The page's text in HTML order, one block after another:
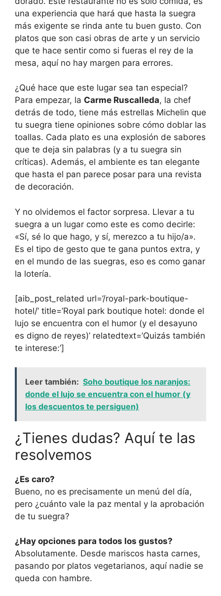
una experiencia que hará que hasta la suegra
más exigente se rinda ante tu buen gusto. Con
platos que son casi obras de arte y un servicio
que te hace sentir como si fueras el rey de la
mesa, aquí no hay margen para errores.
¿Qué hace que este lugar sea tan especial?
Para empezar, la Carme Ruscalleda, la chef
detrás de todo, tiene más estrellas Michelin que
tu suegra tiene opiniones sobre cómo doblar las
toallas. Cada plato es una explosión de sabores
que te deja sin palabras (y a tu suegra sin
críticas). Además, el ambiente es tan elegante
que hasta el pan parece posar para una revista
de decoración.
Y no olvidemos el factor sorpresa. Llevar a tu
suegra a un lugar como este es como decirle:
«Sí, sé lo que hago, y sí, merezco a tu hijo/a».
Es el tipo de gesto que te gana puntos extra, y
en el mundo de las suegras, eso es como ganar
la lotería.
[aib_post_related url=’/royal-park-boutique-
hotel/’ title=’Royal park boutique hotel: donde el
lujo se encuentra con el humor (y el desayuno
es digno de reyes)’ relatedtext=’Quizás también
te interese:’]
Leer también: Soho boutique los naranjos:
donde el lujo se encuentra con el humor (y
los descuentos te persiguen)
¿Tienes dudas? Aquí te las
resolvemos
¿Es caro?
Bueno, no es precisamente un menú del día,
pero ¿cuánto vale la paz mental y la aprobación
de tu suegra?
¿Hay opciones para todos los gustos?
Absolutamente. Desde mariscos hasta carnes,
pasando por platos vegetarianos, aquí nadie se
queda con hambre.